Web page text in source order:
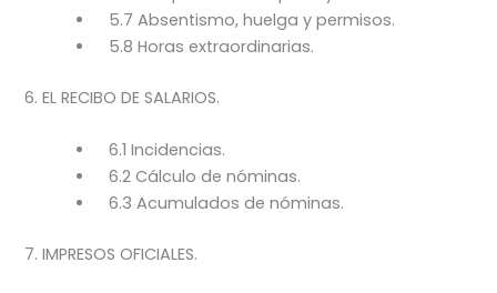
5.7 Absentismo, huelga y permisos.
5.8 Horas extraordinarias.
6. EL RECIBO DE SALARIOS.
6.1 Incidencias.
6.2 Cálculo de nóminas.
6.3 Acumulados de nóminas.
7. IMPRESOS OFICIALES.